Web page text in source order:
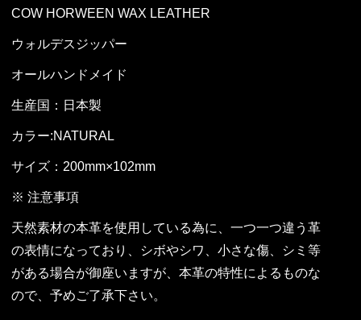
COW HORWEEN WAX LEATHER
ウォルデスジッパー
オールハンドメイド
生産国：日本製
カラー:NATURAL
サイズ：200mm×102mm
※ 注意事項
天然素材の本革を使用している為に、一つ一つ違う革
の表情になっており、シボやシワ、小さな傷、シミ等
がある場合が御座いますが、本革の特性によるものな
ので、予めご了承下さい。